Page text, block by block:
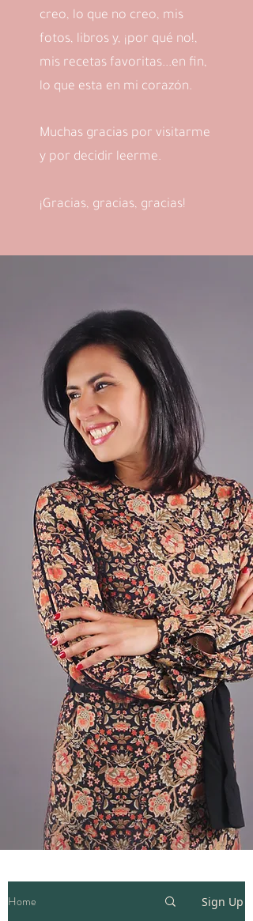
creo, lo que no creo, mis
fotos, libros y, ¡por qué no!,
mis recetas favoritas...en fin,
lo que esta en mi corazón.
Muchas gracias por visitarme
y por decidir leerme.
¡Gracias, gracias, gracias!
Home Sign Up